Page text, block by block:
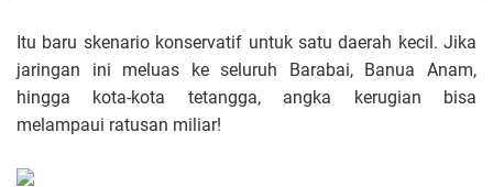
Itu baru skenario konservatif untuk satu daerah kecil. Jika
jaringan ini meluas ke seluruh Barabai, Banua Anam,
hingga kota-kota tetangga, angka kerugian bisa
melampaui ratusan miliar!